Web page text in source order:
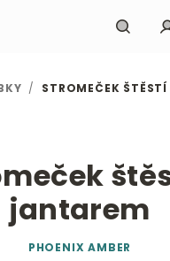
/ STROMEČEK
jantarem
PHOENIX AMBER